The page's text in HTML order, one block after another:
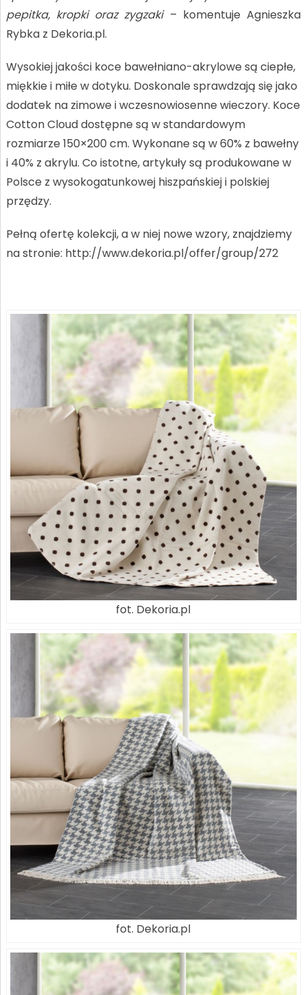
pepitka, kropki oraz zygzaki– komentuje Agnieszka
Rybka z Dekoria.pl.
Wysokiej jakości koce bawełniano-akrylowe są ciepłe,
miękkie i miłe w dotyku. Doskonale sprawdzają się jako
dodatek na zimowe i wczesnowiosenne wieczory. Koce
Cotton Cloud dostępne są w standardowym
rozmiarze 150×200 cm. Wykonane są w 60% z bawełny
i 40% z akrylu. Co istotne, artykuły są produkowane w
Polsce z wysokogatunkowej hiszpańskiej i polskiej
przędzy.
Pełną ofertę kolekcji, a w niej nowe wzory, znajdziemy
na stronie: http://www.dekoria.pl/offer/group/272
fot. Dekoria.pl
fot. Dekoria.pl